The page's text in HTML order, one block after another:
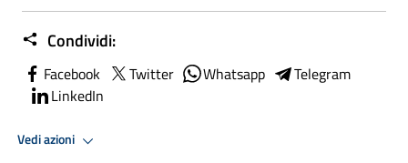
Condividi:
Facebook Twitter Whatsapp
Telegram
LinkedIn
Vedi azioni